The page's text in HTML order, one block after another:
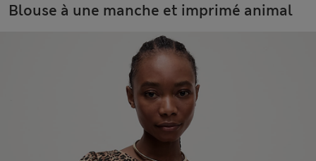
Blouse à une manche et imprimé animal